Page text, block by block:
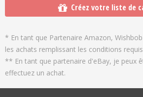
Créez votre liste de
* En tant que Partenaire Amazon,
les achats remplissant les conditions
** En tant que partenaire d'eBay, je peux
effectuez un achat.